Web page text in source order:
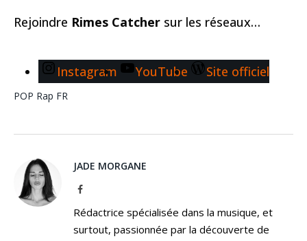
Rejoindre Rimes Catcher sur les réseaux…
Instagram YouTube Site officiel
POP Rap FR
JADE MORGANE
Facebook
Rédactrice spécialisée dans la musique, et
surtout, passionnée par la découverte de